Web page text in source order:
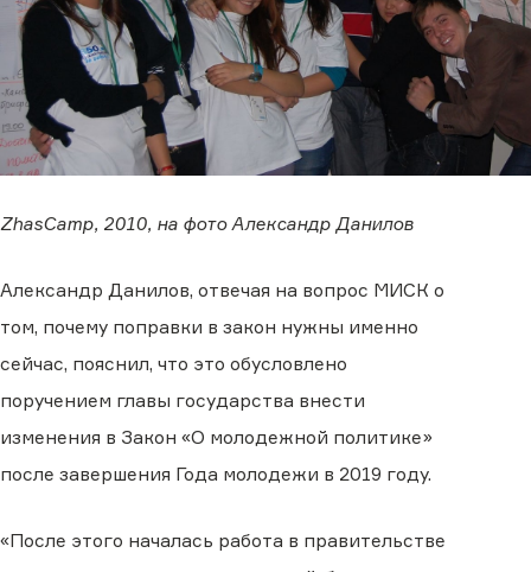
ZhasCamp, 2010, на фото Александр Данилов
Александр Данилов, отвечая на вопрос МИСК о
том, почему поправки в закон нужны именно
сейчас, пояснил, что это обусловлено
поручением главы государства внести
изменения в Закон «О молодежной политике»
после завершения Года молодежи в 2019 году.
«После этого началась работа в правительстве